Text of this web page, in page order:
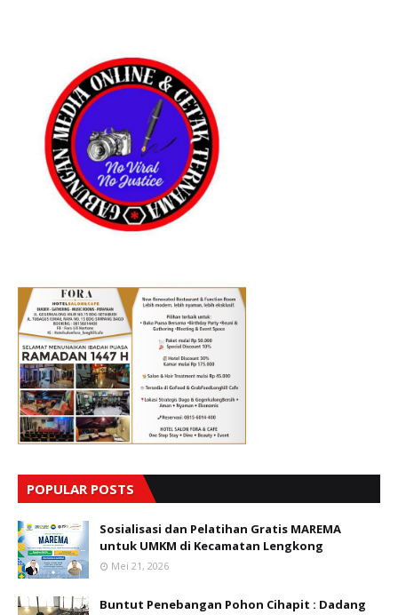
POPULAR POSTS
Sosialisasi dan Pelatihan Gratis MAREMA
untuk UMKM di Kecamatan Lengkong
Mei 21, 2026
Buntut Penebangan Pohon Cihapit : Dadang